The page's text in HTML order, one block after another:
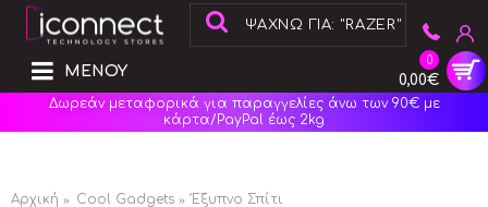
0
0,00€
ΜΕΝΟΥ
Δωρεάν μεταφορικά για παραγγελίες άνω των 90€ με
κάρτα/PayPal έως 2kg
Αρχική Cool Gadgets
Έξυπνο Σπίτι